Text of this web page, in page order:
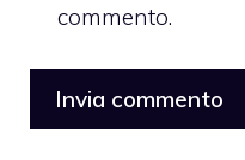
commento.